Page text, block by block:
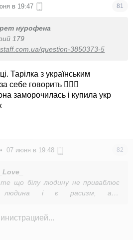
в 19:47 81
нурофена
179
question-3850373-5
Тарілка з українським
себе говорить 🤦🏼‍♀️
заморочилась і купила укр
• 07 июня в 19:48 82
що білу людину не приваблює
людина і є расизм, але